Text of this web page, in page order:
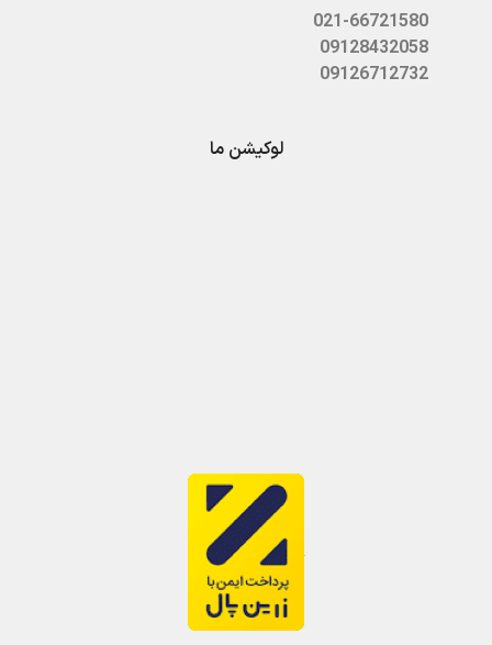
021-66721580
09128432058
09126712732
لوکیشن ما